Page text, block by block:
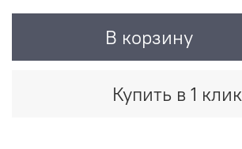
В корзину
Купить в 1 клик